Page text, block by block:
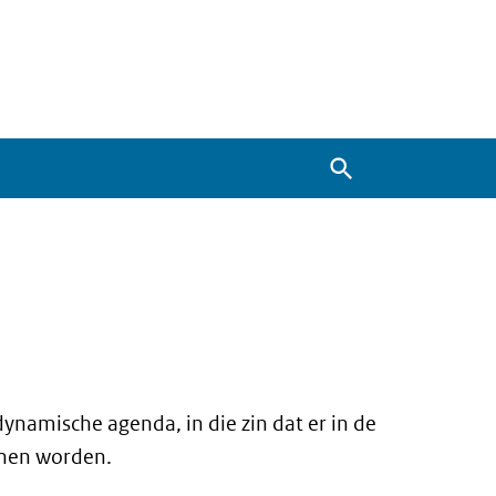
Zoeken
agenda, in die zin dat er in de
worden.